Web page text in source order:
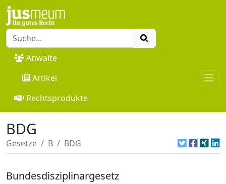
Anwälte
Artikel
Rechtsprodukte
BDG
Gesetze B BDG
Bundesdisziplinargesetz